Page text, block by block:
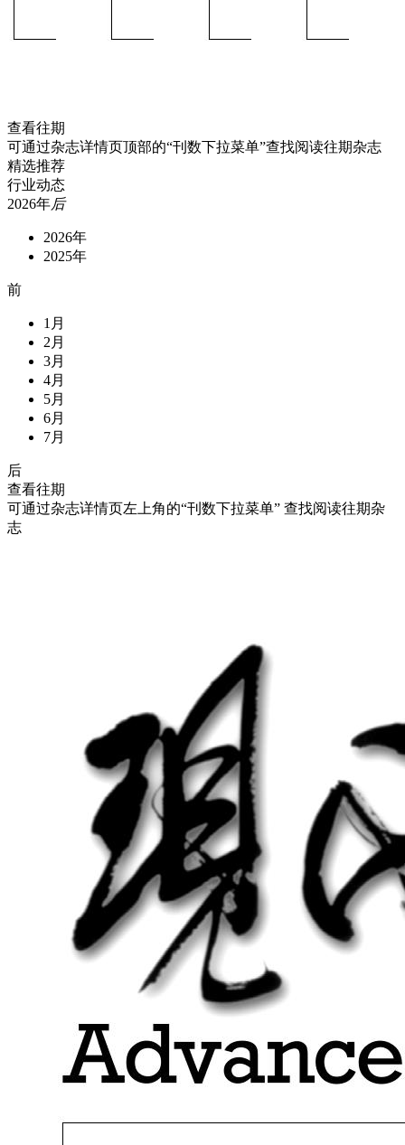
查看往期
可通过杂志详情页顶部的“刊数下拉菜单”查找阅读往期杂志
精选推荐
行业动态
2026年后
2026年
2025年
前
1月
2月
3月
4月
5月
6月
7月
后
查看往期
可通过杂志详情页左上角的“刊数下拉菜单” 查找阅读往期杂
志